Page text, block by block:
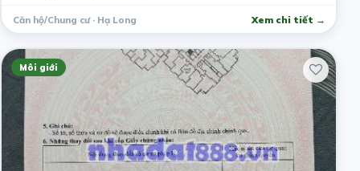
Căn hộ/Chung cư · Hạ Long Xem chi tiết →
Môi giới